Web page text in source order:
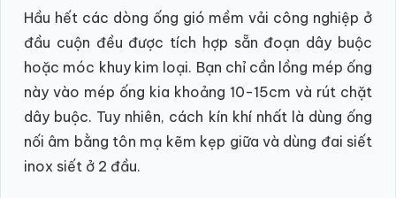
Hầu hết các dòng ống gió mềm vải công nghiệp ở
đầu cuộn đều được tích hợp sẵn đoạn dây buộc
hoặc móc khuy kim loại. Bạn chỉ cần lồng mép ống
này vào mép ống kia khoảng 10-15cm và rút chặt
dây buộc. Tuy nhiên, cách kín khí nhất là dùng ống
nối âm bằng tôn mạ kẽm kẹp giữa và dùng đai siết
inox siết ở 2 đầu.